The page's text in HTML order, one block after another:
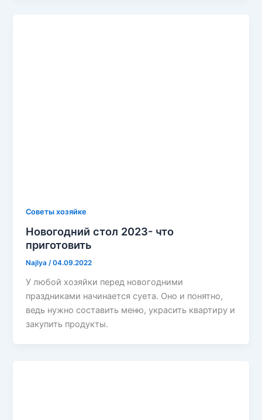
Советы хозяйке
Новогодний стол 2023- что
приготовить
Najlya/04.09.2022
У любой хозяйки перед новогодними
праздниками начинается суета. Оно и понятно,
ведь нужно составить меню, украсить квартиру и
закупить продукты.